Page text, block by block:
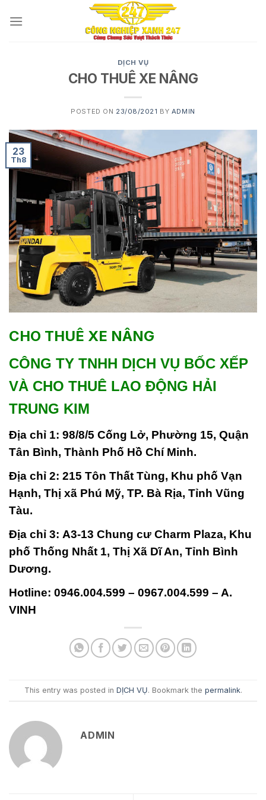
DỊCH VỤ
CHO THUÊ XE NÂNG
POSTED ON 23/08/2021 BY ADMIN
23
Th8
CHO THUÊ XE NÂNG
CÔNG TY TNHH DỊCH VỤ BỐC XẾP
VÀ CHO THUÊ LAO ĐỘNG HẢI
TRUNG KIM
Địa chỉ 1: 98/8/5 Cống Lở, Phường 15, Quận
Tân Bình, Thành Phố Hồ Chí Minh.
Địa chỉ 2: 215 Tôn Thất Tùng, Khu phố Vạn
Hạnh, Thị xã Phú Mỹ, TP. Bà Rịa, Tỉnh Vũng
Tàu.
Địa chỉ 3: A3-13 Chung cư Charm Plaza, Khu
phố Thống Nhất 1, Thị Xã Dĩ An, Tỉnh Bình
Dương.
Hotline: 0946.004.599 – 0967.004.599 – A.
VINH
This entry was posted in DỊCH VỤ. Bookmark the permalink.
ADMIN